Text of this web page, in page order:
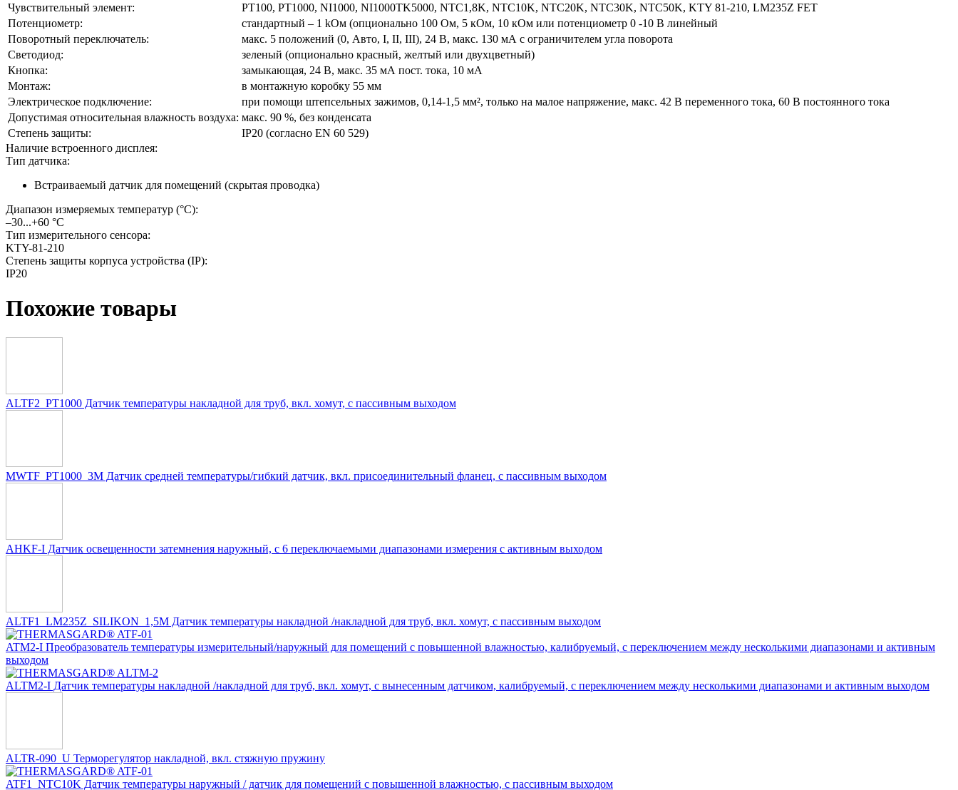
Чувствительный элемент:
PT100, PT1000, NI1000, NI1000TK5000, NTC1,8K, NTC10K, NTC20K, NTC30K, NTC50K, KTY 81-210, LM235Z FET
Потенциометр:
стандартный – 1 kОм (опционально 100 Ом, 5 кОм, 10 кОм или потенциометр 0 -10 B линейный
Поворотный переключатель:
макс. 5 положений (0, Авто, I, II, III), 24 B, макс. 130 мА с ограничителем угла поворота
Светодиод:
зеленый (опционально красный, желтый или двухцветный)
Кнопка:
замыкающая, 24 B, макс. 35 мА пост. тока, 10 мА
Монтаж:
в монтажную коробку 55 мм
Электрическое подключение:
при помощи штепсельных зажимов, 0,14-1,5 мм², только на малое напряжение, макс. 42 B переменного тока, 60 B постоянного тока
Допустимая относительная влажность воздуха: макс. 90 %, без конденсата
Степень защиты:
IP20 (согласно EN 60 529)
Наличие встроенного дисплея:
Тип датчика:
Встраиваемый датчик для помещений (скрытая проводка)
Диапазон измеряемых температур (°С):
–30...+60 °C
Тип измерительного сенсора:
KTY-81-210
Степень защиты корпуса устройства (IP):
IP20
Похожие товары
ALTF2_PT1000 Датчик температуры накладной для труб, вкл. хомут, с пассивным выходом
MWTF_PT1000_3M Датчик средней температуры/гибкий датчик, вкл. присоединительный фланец, с пассивным выходом
AHKF-I Датчик освещенности затемнения наружный, с 6 переключаемыми диапазонами измерения с активным выходом
ALTF1_LM235Z_SILIKON_1,5M Датчик температуры накладной /накладной для труб, вкл. хомут, с пассивным выходом
ATM2-I Преобразователь температуры измерительный/наружный для помещений с повышенной влажностью, калибруемый, с переключением между несколькими диапазонами и активным
выходом
ALTM2-I Датчик температуры накладной /накладной для труб, вкл. хомут, с вынесенным датчиком, калибруемый, с переключением между несколькими диапазонами и активным выходом
ALTR-090_U Терморегулятор накладной, вкл. стяжную пружину
ATF1_NTC10K Датчик температуры наружный / датчик для помещений с повышенной влажностью, с пассивным выходом